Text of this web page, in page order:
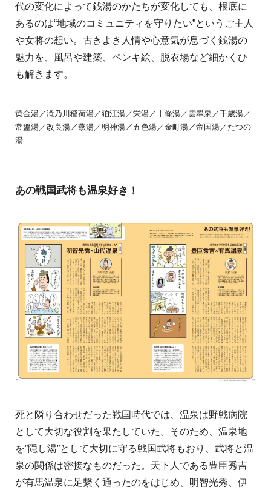
代の変化によって銭湯のかたちが変化しても、根底に
あるのは“地域のコミュニティを守りたい”というご主人
や女将の想い。古きよき人情や心意気が息づく銭湯の
魅力を、風呂や建築、ペンキ絵、脱衣場など細かくひ
も解きます。
黄金湯／滝乃川稲荷湯／狛江湯／栄湯／十條湯／雲翠泉／千歳湯／
常盤湯／改良湯／燕湯／明神湯／五色湯／金町湯／帝国湯／たつの
湯
あの戦国武将も温泉好き！
死と隣り合わせだった戦国時代では、温泉は野戦病院
として大切な役割を果たしていた。そのため、温泉地
を”隠し湯”として大切に守る戦国武将もおり、武将と温
泉の関係は密接なものだった。天下人である豊臣秀吉
が有馬温泉に足繫く通ったのをはじめ、明智光秀、伊